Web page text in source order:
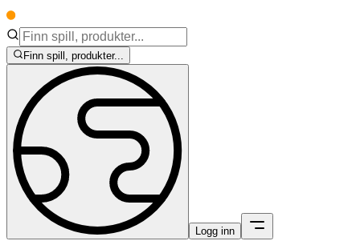
Finn spill, produkter...
Logg inn